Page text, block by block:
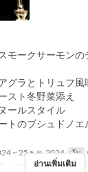
モークサーモン
グラとトリュフ風
スト冬野菜添え
ールスタイル
トのブシュドノ
~ 25 ธ.ค. 2024 วัน
, อาหารเย็น จำกัดกา
อ่านเพิ่มเติม